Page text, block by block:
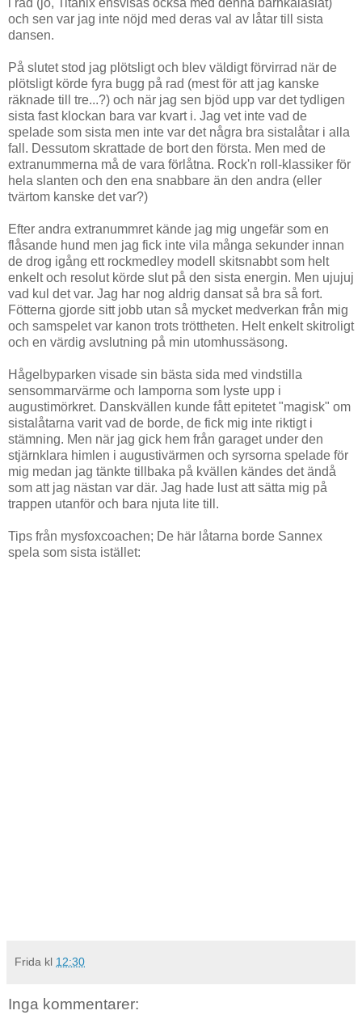
och sen var jag inte nöjd med deras val av låtar till sista
dansen.
På slutet stod jag plötsligt och blev väldigt förvirrad när de
plötsligt körde fyra bugg på rad (mest för att jag kanske
räknade till tre...?) och när jag sen bjöd upp var det tydligen
sista fast klockan bara var kvart i. Jag vet inte vad de
spelade som sista men inte var det några bra sistalåtar i alla
fall. Dessutom skrattade de bort den första. Men med de
extranummerna må de vara förlåtna. Rock'n roll-klassiker för
hela slanten och den ena snabbare än den andra (eller
tvärtom kanske det var?)
Efter andra extranummret kände jag mig ungefär som en
flåsande hund men jag fick inte vila många sekunder innan
de drog igång ett rockmedley modell skitsnabbt som helt
enkelt och resolut körde slut på den sista energin. Men ujujuj
vad kul det var. Jag har nog aldrig dansat så bra så fort.
Fötterna gjorde sitt jobb utan så mycket medverkan från mig
och samspelet var kanon trots tröttheten. Helt enkelt skitroligt
och en värdig avslutning på min utomhussäsong.
Hågelbyparken visade sin bästa sida med vindstilla
sensommarvärme och lamporna som lyste upp i
augustimörkret. Danskvällen kunde fått epitetet "magisk" om
sistalåtarna varit vad de borde, de fick mig inte riktigt i
stämning. Men när jag gick hem från garaget under den
stjärnklara himlen i augustivärmen och syrsorna spelade för
mig medan jag tänkte tillbaka på kvällen kändes det ändå
som att jag nästan var där. Jag hade lust att sätta mig på
trappen utanför och bara njuta lite till.
Tips från mysfoxcoachen; De här låtarna borde Sannex
spela som sista istället:
Frida kl 12:30
Inga kommentarer: